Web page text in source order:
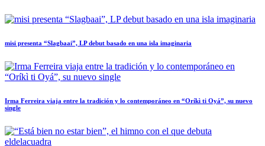
misi presenta “Slagbaai”, LP debut basado en una isla imaginaria
Irma Ferreira viaja entre la tradición y lo contemporáneo en “Oríkì ti Oyá”, su nuevo
single